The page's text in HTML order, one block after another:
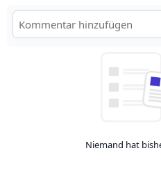
Niemand hat